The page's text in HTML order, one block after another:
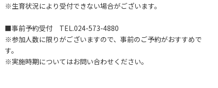
※生育状況により受付できない場合がございます。
■事前予約受付 TEL.024-573-4880
※参加人数に限りがございますので、事前のご予約がおすすめで
す。
※実施時期についてはお問い合わせください。